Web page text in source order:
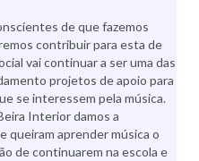
de que fazemos
contribuir para esta de
vai continuar a ser uma das
projetos de apoio para
se interessem pela música.
Interior damos a
queiram aprender música o
de continuarem na escola e